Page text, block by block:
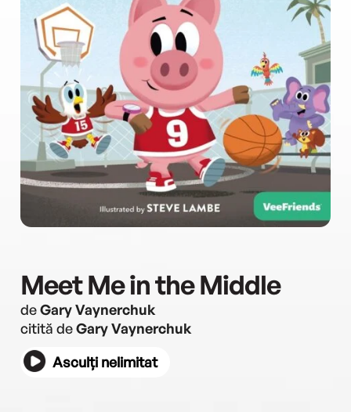
Meet Me in the Middle
deGary Vaynerchuk
citită deGary Vaynerchuk
Asculți nelimitat